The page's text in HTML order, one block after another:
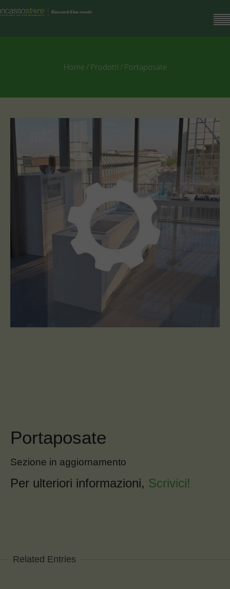
Home / Prodotti / Portaposate
Portaposate
Sezione in aggiornamento
Per ulteriori informazioni, Scrivici!
Related Entries